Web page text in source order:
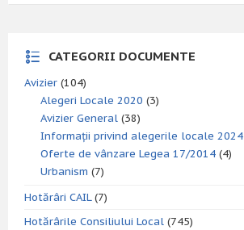
CATEGORII DOCUMENTE
Avizier (104)
Alegeri Locale 2020 (3)
Avizier General (38)
Informații privind alegerile locale 2024
Oferte de vânzare Legea 17/2014 (4)
Urbanism (7)
Hotărâri CAIL(7)
Hotărârile Consiliului Local (745)